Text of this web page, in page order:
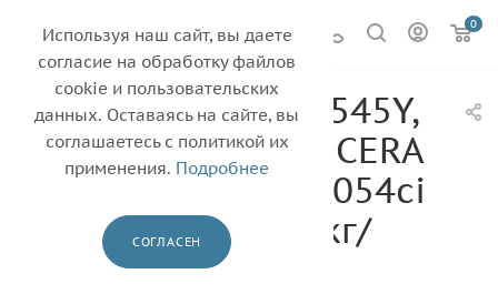
0
Тонер PK211 TK-8545Y,
TK-8555Y для KYOCERA
TASKalfa 5054ci/6054ci
(Japan) Yellow, 10кг/
мешок, OSP021
Используя наш сайт, вы даете
согласие на обработку файлов
cookie и пользовательских
данных. Оставаясь на сайте, вы
соглашаетесь с политикой их
применения. Подробнее
СОГЛАСЕН